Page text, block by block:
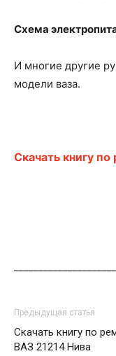
Схема
И многие другие
модели ваза.
Скачать книгу
Предыдущая статья
Скачать книгу по
ВАЗ 21214 Нива